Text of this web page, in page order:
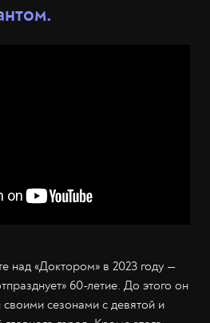
над «Доктором» в 2023 году —
60-летие. До этого он
сезонами с девятой и